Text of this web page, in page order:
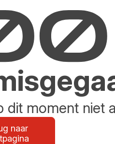
dit moment niet
naar